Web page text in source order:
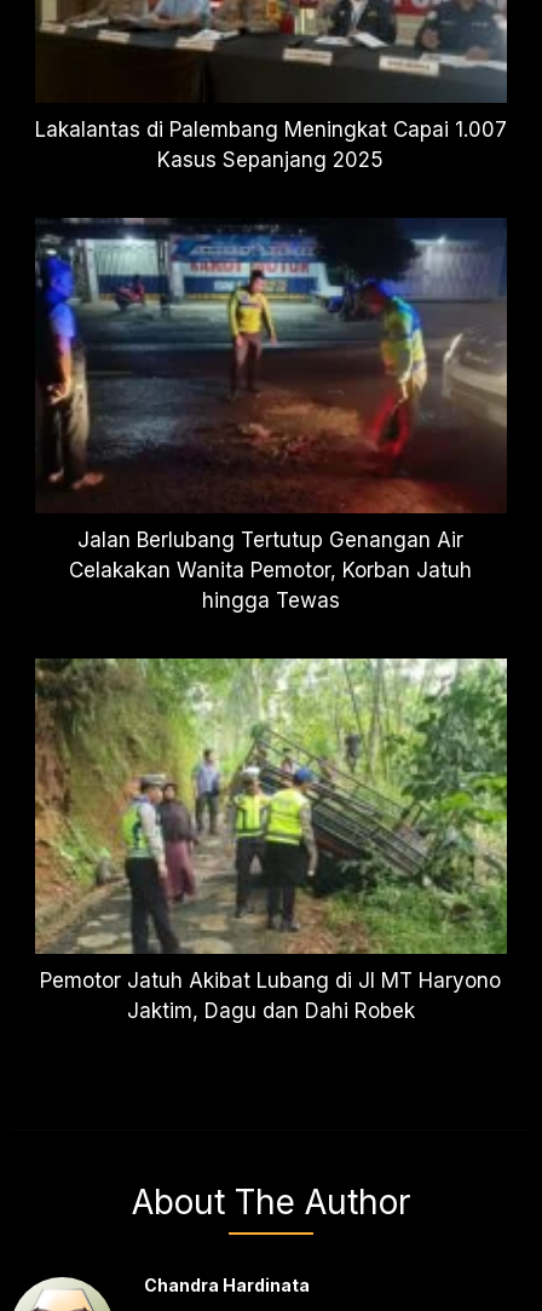
Lakalantas di Palembang Meningkat Capai 1.007
Kasus Sepanjang 2025
Jalan Berlubang Tertutup Genangan Air
Celakakan Wanita Pemotor, Korban Jatuh
hingga Tewas
Pemotor Jatuh Akibat Lubang di Jl MT Haryono
Jaktim, Dagu dan Dahi Robek
About The Author
Chandra Hardinata